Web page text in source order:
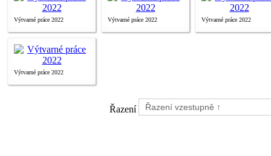
Výtvarné práce 2022 Výtvarné práce 2022 Výtvarné práce 2022
Výtvarné práce 2022
Řazení